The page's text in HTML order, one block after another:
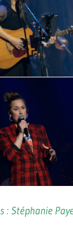
: Stéphanie